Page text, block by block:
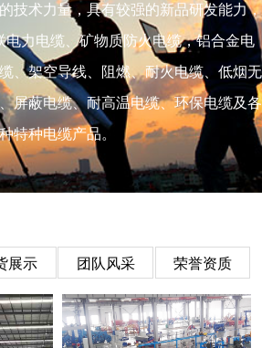
技术力量，具有较强的新品研发能力，
电力电缆、矿物质防火电缆，铝合金电
、架空导线、阻燃、耐火电缆、低烟无
屏蔽电缆、耐高温电缆、环保电缆及各
种特种电缆产品。
展示 团队风采 荣誉资质